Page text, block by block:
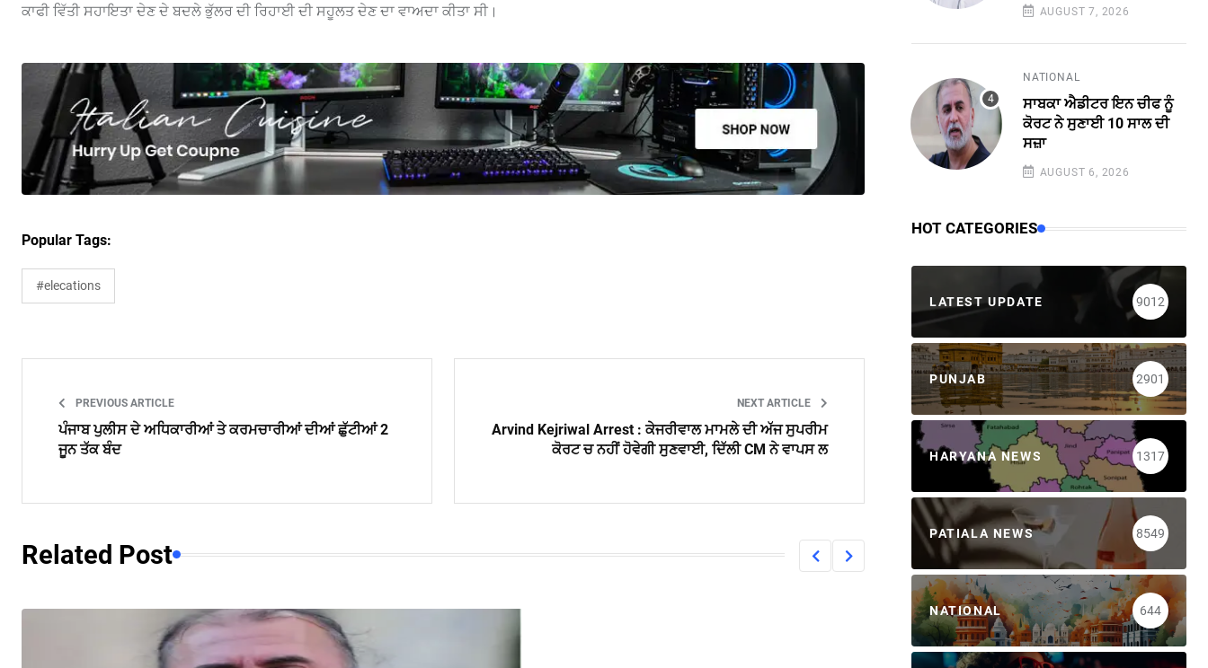
ਕਾਫੀ ਵਿੱਤੀ ਸਹਾਇਤਾ ਦੇਣ ਦੇ ਬਦਲੇ ਭੁੱਲਰ ਦੀ ਰਿਹਾਈ ਦੀ ਸਹੂਲਤ ਦੇਣ ਦਾ ਵਾਅਦਾ ਕੀਤਾ ਸੀ।
Popular Tags:
#elecations
PREVIOUS ARTICLE
ਪੰਜਾਬ ਪੁਲੀਸ ਦੇ ਅਧਿਕਾਰੀਆਂ ਤੇ ਕਰਮਚਾਰੀਆਂ ਦੀਆਂ ਛੁੱਟੀਆਂ 2
ਜੂਨ ਤੱਕ ਬੰਦ
NEXT ARTICLE
Arvind Kejriwal Arrest : ਕੇਜਰੀਵਾਲ ਮਾਮਲੇ ਦੀ ਅੱਜ ਸੁਪਰੀਮ
ਕੋਰਟ ਚ ਨਹੀਂ ਹੋਵੇਗੀ ਸੁਣਵਾਈ, ਦਿੱਲੀ CM ਨੇ ਵਾਪਸ ਲ
Related Post
AUGUST 7, 2026
NATIONAL
ਸਾਬਕਾ ਐਡੀਟਰ ਇਨ ਚੀਫ ਨੂੰ
ਕੋਰਟ ਨੇ ਸੁਣਾਈ 10 ਸਾਲ ਦੀ
ਸਜ਼ਾ
AUGUST 6, 2026
HOT CATEGORIES
LATEST UPDATE 9012
PUNJAB 2901
HARYANA NEWS 1317
PATIALA NEWS 8549
NATIONAL 644